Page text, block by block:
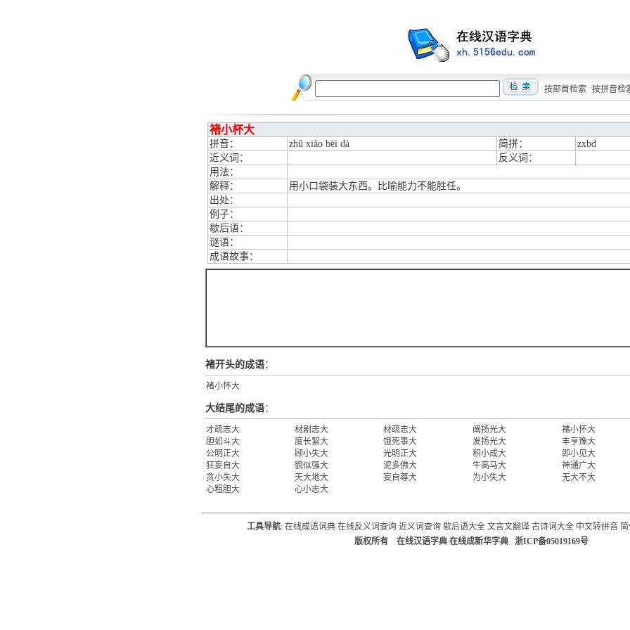
按部首检索 按拼音检
褚小杯大
拼音： zhǔ xiǎo bēi dà 简拼：
zxbd
近义词：
反义词：
用法：
解释：
用小口袋装大东西。比喻能力不能胜任。
出处：
例子：
歇后语：
谜语：
成语故事：
褚开头的成语：
褚小怀大
大结尾的成语：
才疏志大 材剧志大 材疏志大 阐扬光大
褚小怀大
胆如斗大
度长絜大 饿死事大 发扬光大
丰亨豫大
公明正大
顾小失大 光明正大 积小成大
即小见大
狂妄自大
貌似强大 泥多佛大 牛高马大
神通广大
贪小失大
天大地大 妄自尊大 为小失大
无大不大
心粗胆大
心小志大
工具导航: 在线成语词典 在线反义词查询 近义词查询 歇后语大全 文言文翻译 古诗词大全 中文转拼音
版权所有 在线汉语字典 在线成新华字典 浙ICP备05019169号